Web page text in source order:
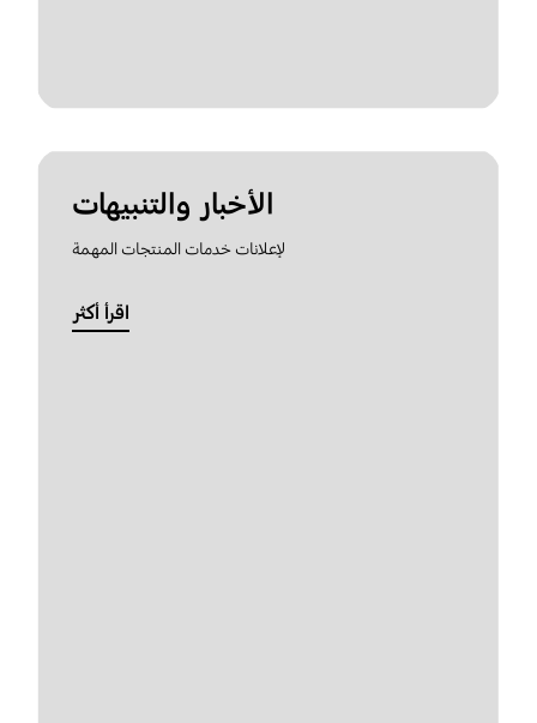
الأخبار والتنبيهات
لإعلانات خدمات المنتجات المهمة
اقرأ أكثر